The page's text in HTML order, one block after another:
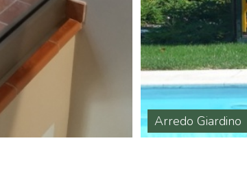
Arredo Giardino